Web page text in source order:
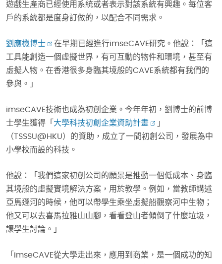
遊戲生產商已經使用系統或者表示對該系統有興趣。每位客
戶的系統都是度身訂做的，以配合不同需求。
劉應機博士
在早期已經進行imseCAVE研究。他說：「這
工具能創造一個虛擬世界，有可互動的物件和環境，甚至有
虛擬人物。在香港很多身臨其境般的CAVE系統都有我們的
參與。」
imseCAVE技術也成為初創企業。今年年初，劉博士的前博
士學生獲得「 大學科技初創企業資助計畫
」
（TSSSU@HKU）的資助，成立了一間初創公司，發展為中
小學校而設的科技。
他說：「我們這家初創公司的願景是推動一個低成本、身臨
其境般的虛擬實境解決方案，用於教學。例如，當教師講述
亞馬遜河的時候，他可以帶學生乘坐虛擬船觀察河中生物；
他又可以去喜馬拉雅山山腳，看看登山者傾倒了什麼垃圾，
讓學生討論。」
「imseCAVE從大學走出來，應用到商業，是一個成功的知